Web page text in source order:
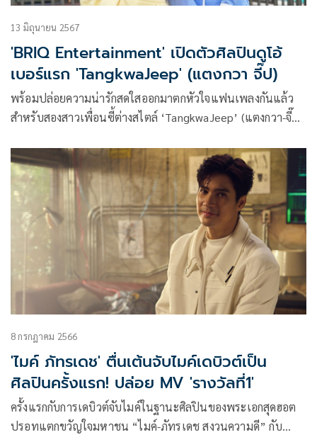
13 มิถุนายน 2567
'BRIQ Entertainment' เปิดตัวศิลปินดูโอ้
เบอร์แรก 'TangkwaJeep' (แตงกวา จี๊ป)
พร้อมปล่อยความน่ารักสดใสออกมาตกหัวใจแฟนเพลงกันแล้ว
สำหรับสองสาวเพื่อนซี้ต่างสไตล์ ‘TangkwaJeep’ (แตงกวา-จี๊ป)
Entertainment’ ในเครือ ‘RS MUSIC’ กับซิงเกิลแรกสุดคิ้วท์
‘เดินไปด้วยกันก่อน’
8 กรกฎาคม 2566
'ไมค์ ภัทรเดช' ตื่นเต้นจับไมค์เดบิวต์เป็น
ศิลปินครั้งแรก! ปล่อย MV 'รางวัลที่1'
ครั้งแรกกับการเดบิวต์จับไมค์ในฐานะศิลปินของพระเอกสุดฮอต
ปรอทแตกขวัญใจมหาชน “ไมค์-ภัทรเดช สงวนความดี” กับ